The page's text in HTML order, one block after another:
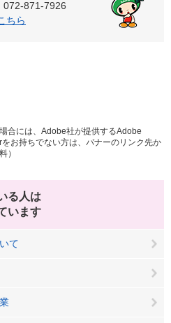
072-871-7926
ちら
合には、Adobe社が提供するAdobe
お持ちでない方は、バナーのリンク先か
）
る人は
います
て